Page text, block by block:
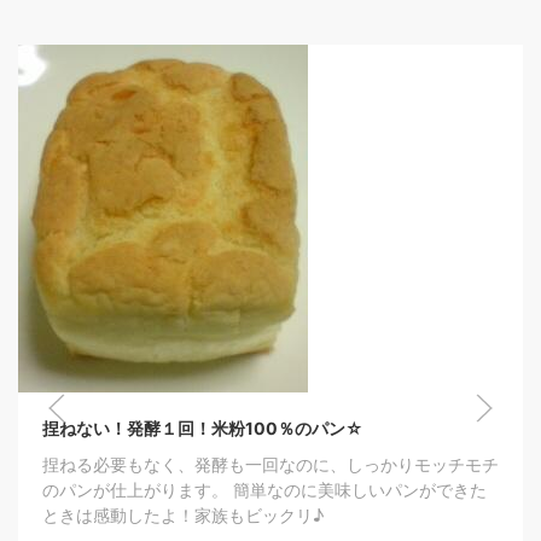
捏ねない！発酵１回！米粉100％のパン☆
捏ねる必要もなく、発酵も一回なのに、しっかりモッチモチ
のパンが仕上がります。 簡単なのに美味しいパンができた
ときは感動したよ！家族もビックリ♪